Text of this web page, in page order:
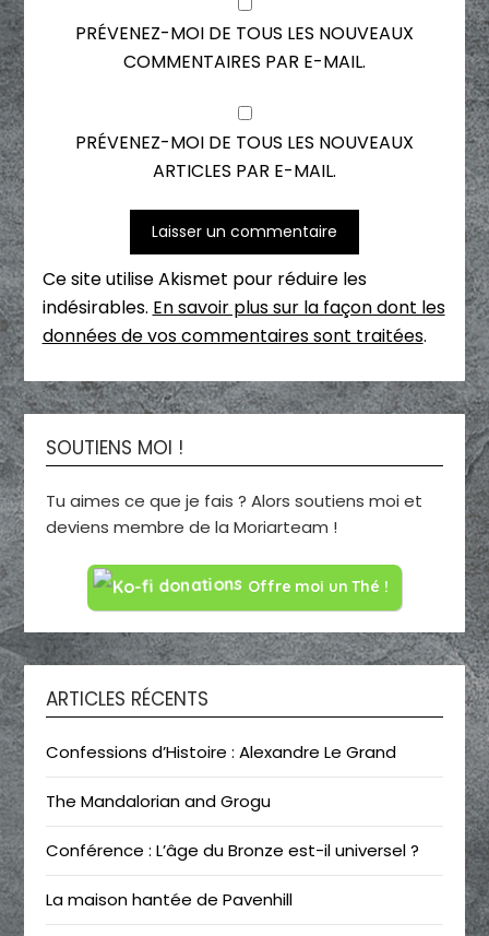
PRÉVENEZ-MOI DE TOUS LES NOUVEAUX
COMMENTAIRES PAR E-MAIL.
PRÉVENEZ-MOI DE TOUS LES NOUVEAUX
ARTICLES PAR E-MAIL.
Ce site utilise Akismet pour réduire les
indésirables. En savoir plus sur la façon dont les
données de vos commentaires sont traitées.
SOUTIENS MOI !
Tu aimes ce que je fais ? Alors soutiens moi et
deviens membre de la Moriarteam !
Offre moi un Thé !
ARTICLES RÉCENTS
Confessions d’Histoire : Alexandre Le Grand
The Mandalorian and Grogu
Conférence : L’âge du Bronze est-il universel ?
La maison hantée de Pavenhill